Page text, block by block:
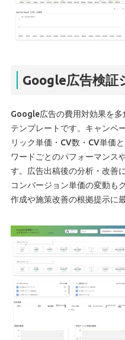
Google広告検証
Google広告の費用対効果を
テンプレートです。キャンペ
リック単価・CV数・CV単価
ワードごとのパフォーマンス
す。広告出稿後の分析・改善
コンバージョン単価の変動も
作成や施策改善の根拠提示に